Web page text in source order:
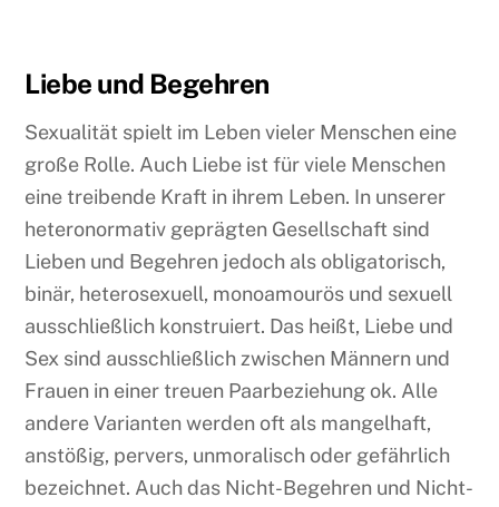
Liebe und Begehren
Sexualität spielt im Leben vieler Menschen eine
große Rolle. Auch Liebe ist für viele Menschen
eine treibende Kraft in ihrem Leben. In unserer
heteronormativ geprägten Gesellschaft sind
Lieben und Begehren jedoch als obligatorisch,
binär, heterosexuell, monoamourös und sexuell
ausschließlich konstruiert. Das heißt, Liebe und
Sex sind ausschließlich zwischen Männern und
Frauen in einer treuen Paarbeziehung ok. Alle
andere Varianten werden oft als mangelhaft,
anstößig, pervers, unmoralisch oder gefährlich
bezeichnet. Auch das Nicht-Begehren und Nicht-